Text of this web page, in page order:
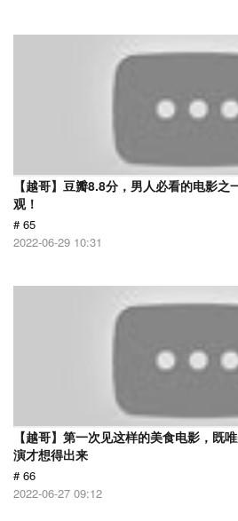
【越哥】豆瓣8.8分，男人必看的电影
观！
# 65
2022-06-29 10:31
【越哥】第一次见这样的美食电影，既
演才想得出来
# 66
2022-06-27 09:12